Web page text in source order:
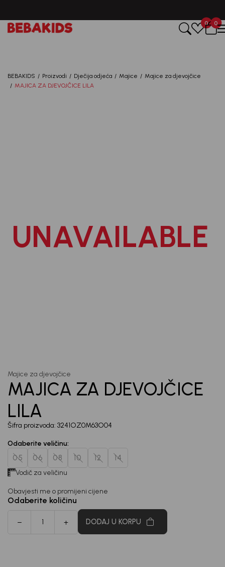
0
0
BEBAKIDS Proizvodi Dječija odjeća Majice
Majice za djevojčice
MAJICA ZA DJEVOJČICE LILA
UNAVAILABLE
Majice za djevojčice
MAJICA ZA DJEVOJČICE
LILA
Šifra proizvoda: 3241OZ0M63O04
Odaberite veličinu:
05 06 08 10 12 14
Vodič za veličinu
Obavjesti me o promijeni cijene
Odaberite količinu
DODAJ U KORPU
10% POPUSTA
uz prvu kupovinu
Unesi svoju e-poštu da se prijavite na newsletter.